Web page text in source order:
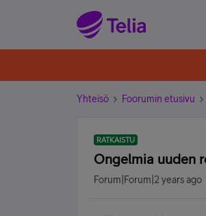
Yhteisö Foorumin etusivu
RATKAISTU
Ongelmia uuden
Forum|Forum|2 years ago